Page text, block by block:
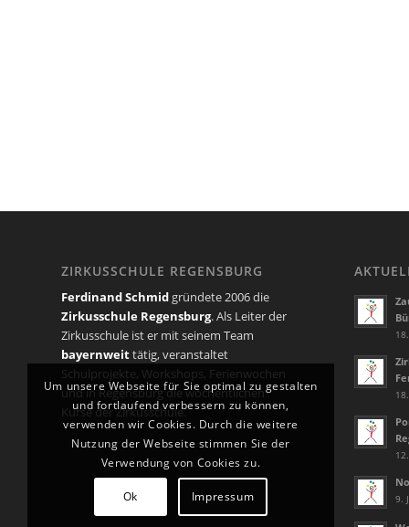
ZIRKUSSCHULE REGENSBURG
Ferdinand Schmid gründete 2006 die
Zirkusschule Regensburg. Als Leiter der
Zirkusschule ist er mit seinem Team
bayernweittätig, veranstaltet
Schulprojekte, Workshops, Ferienwochen
und in Regensburg die wöchentlichen
Kurse der Zirkusschule.
9.
Um unsere Webseite für Sie optimal zu gestalten
und fortlaufend verbessern zu können,
verwenden wir Cookies. Durch die weitere
Nutzung der Webseite stimmen Sie der
Verwendung von Cookies zu.
Ok Impressum